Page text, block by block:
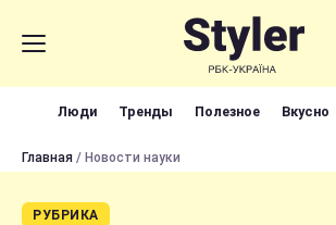
Люди Тренды Полезное Вкусно
Главная / Новости науки
РУБРИКА